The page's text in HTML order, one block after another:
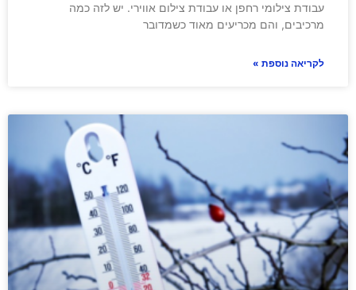
עבודת צילומי רחפן או עבודת צילום אווירי. יש לזה כמה
מרכיבים, והם מכריעים מאוד כשמדובר
לקריאה נוספת »